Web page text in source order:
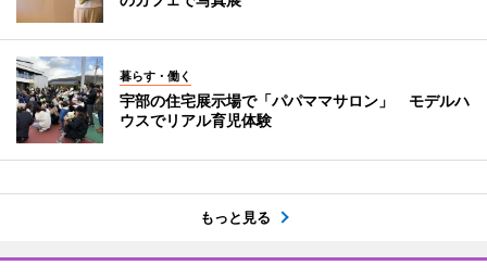
暮らす・働く
宇部の住宅展示場で「パパママサロン」 モデルハ
ウスでリアル育児体験
もっと見る